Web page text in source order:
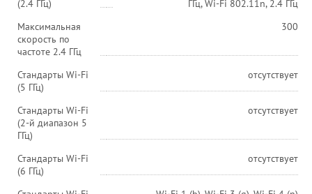
(2.4 ГГц)
ГГц, Wi-Fi 802.11n, 2.4 ГГц
Максимальная
скорость по
частоте 2.4 ГГц
300
Стандарты Wi-Fi
(5 ГГц)
отсутствует
Стандарты Wi-Fi
(2-й диапазон 5
ГГц)
отсутствует
Стандарты Wi-Fi
(6 ГГц)
отсутствует